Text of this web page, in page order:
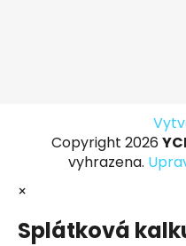
Copyright 2026
vyhrazena.
×
Splátková